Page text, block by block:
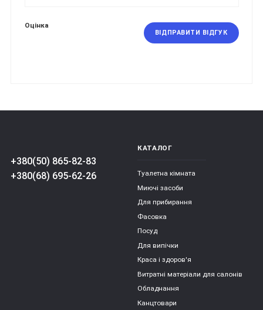
Оцінка
ВІДПРАВИТИ ВІДГУК
+380(50) 865-82-83
+380(68) 695-62-26
КАТАЛОГ
Туалетна кімната
Миючі засоби
Для прибирання
Фасовка
Посуд
Для випічки
Краса і здоров'я
Витратні матеріали для салонів
Обладнання
Канцтовари